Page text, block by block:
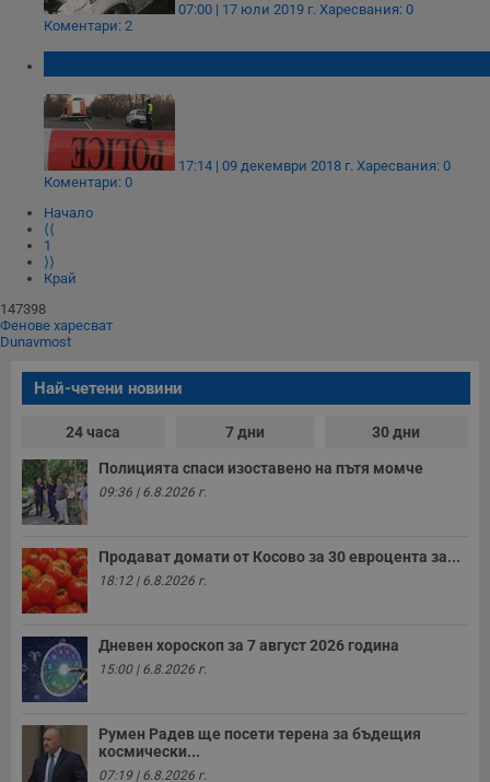
07:00 | 17 юли 2019 г. Харесвания: 0
Коментари: 2
17:14 | 09 декември 2018 г. Харесвания: 0
Коментари: 0
Начало
⟨⟨
1
⟩⟩
Край
147398
Фенове харесват
Dunavmost
Най-четени новини
24 часа 7 дни 30 дни
Полицията спаси изоставено на пътя момче
09:36 | 6.8.2026 г.
Продават домати от Косово за 30 евроцента за...
18:12 | 6.8.2026 г.
Дневен хороскоп за 7 август 2026 година
15:00 | 6.8.2026 г.
Румен Радев ще посети терена за бъдещия
космически...
07:19 | 6.8.2026 г.